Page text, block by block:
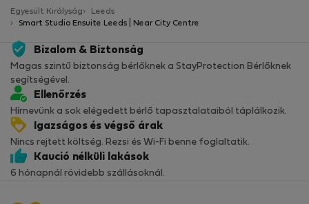
Egyesült Királyság
Leeds
Smart Studio Ensuite Leeds | Near City Centre
Bizalom & Biztonság
Magas szintű biztonság bérlőknek a StayProtection Bérlőknek
segítségével.
Ellenőrzés
Hírnevünk a sok elégedett bérlő tapasztalataiból táplálkozik.
Igazságos és végső árak
Nincs rejtett költség. Rezsi és Wi-Fi benne foglaltatik.
Kaució nélküli lakások
6 hónapnál rövidebb szállásoknál.